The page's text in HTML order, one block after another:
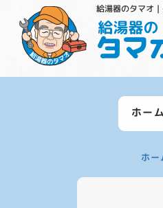
給湯器のタマオ
ホーム
ホー